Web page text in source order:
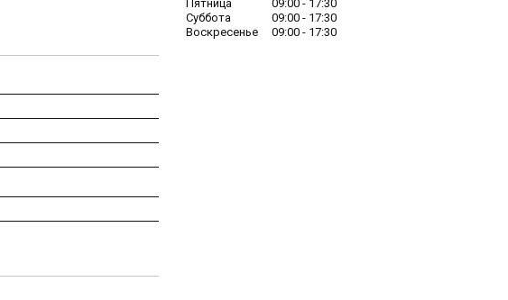
Пятница
09:00
17:30
Суббота
09:00
17:30
Воскресенье
09:00 17:30